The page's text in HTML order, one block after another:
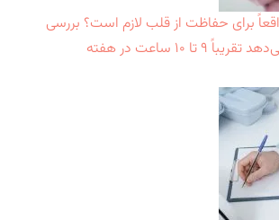
برای حفاظت از قلب لازم است؟ بررسی
تا ۱۰ ساعت در هفته